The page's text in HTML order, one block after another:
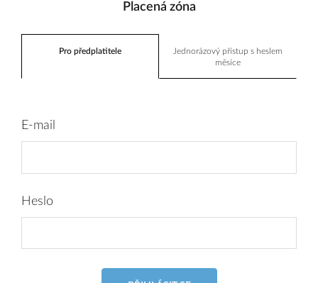
Placená zóna
Pro předplatitele
Jednorázový přístup s heslem
měsíce
E-mail
Heslo